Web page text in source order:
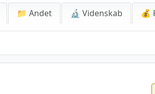
📁 Andet 🔬 Videnskab 💰